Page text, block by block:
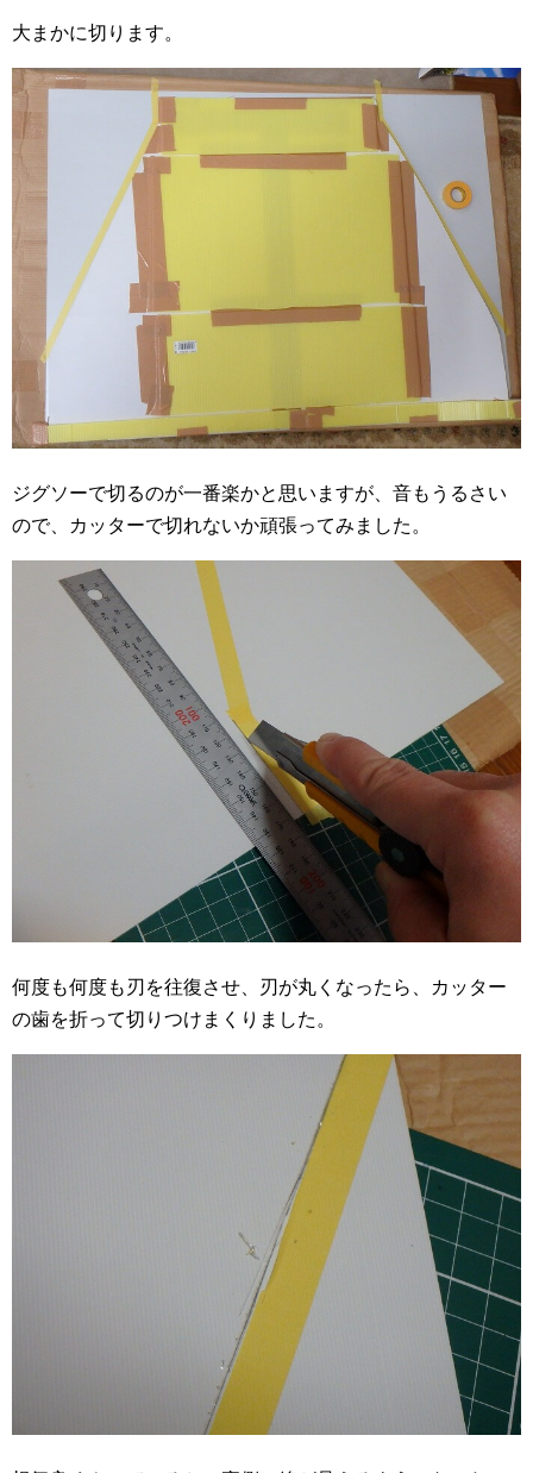
大まかに切ります。
ジグソーで切るのが一番楽かと思いますが、音もうるさい
ので、カッターで切れないか頑張ってみました。
何度も何度も刃を往復させ、刃が丸くなったら、カッター
の歯を折って切りつけまくりました。